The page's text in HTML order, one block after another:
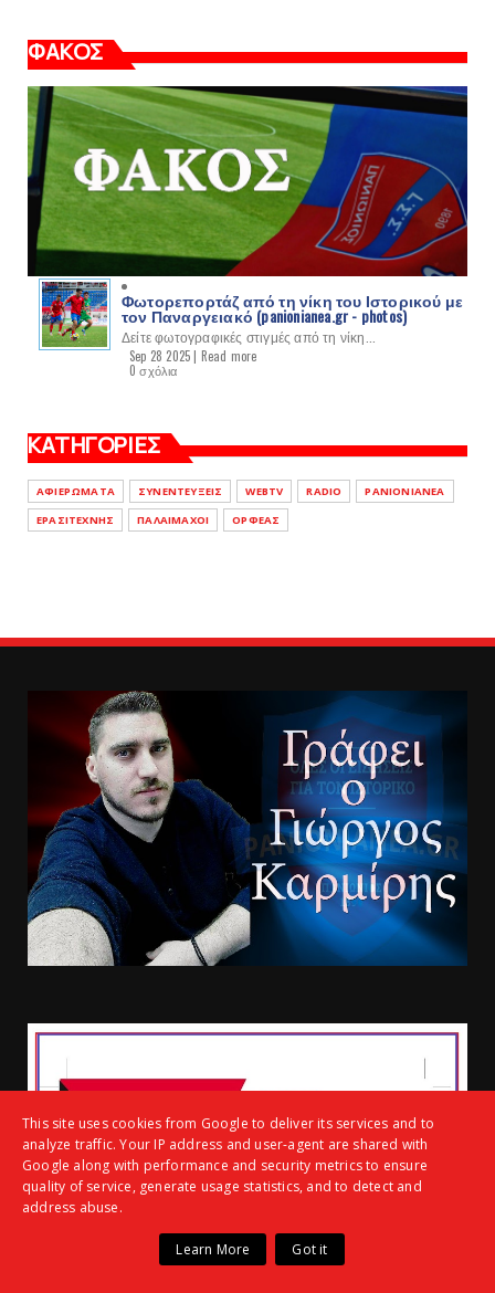
ΦΑΚΟΣ
Φωτορεπορτάζ από τη νίκη του Ιστορικού με
τον Παναργειακό (panionianea.gr - photos)
Δείτε φωτογραφικές στιγμές από τη νίκη...
Sep 28 2025 | Read more
0 σχόλια
ΚΑΤΗΓΟΡΙΕΣ
ΑΦΙΕΡΩΜΑΤΑ ΣΥΝΕΝΤΕΥΞΕΙΣ WEBTV RADIO
PANIONIANEA
ΕΡΑΣΙΤΕΧΝΗΣ
ΠΑΛΑΙΜΑΧΟΙ ΟΡΦΕΑΣ
This site uses cookies from Google to deliver its services and to
analyze traffic. Your IP address and user-agent are shared with
Google along with performance and security metrics to ensure
quality of service, generate usage statistics, and to detect and
address abuse.
Learn More Got it